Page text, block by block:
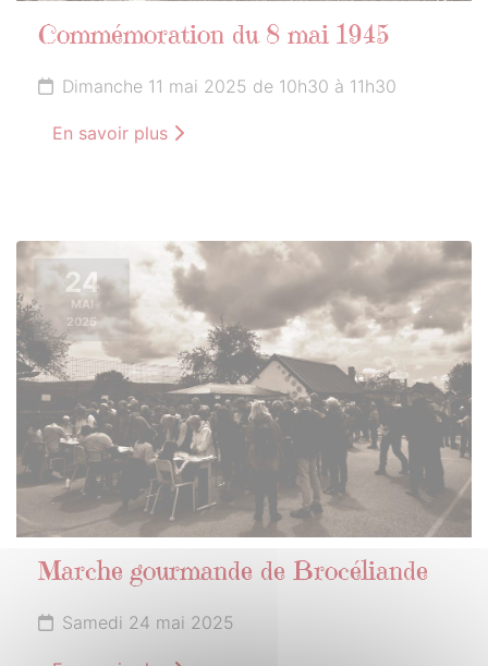
Commémoration du 8 mai 1945
Dimanche 11 mai 2025 de 10h30 à 11h30
En savoir plus
24
MAI
2025
Marche gourmande de Brocéliande
Samedi 24 mai 2025